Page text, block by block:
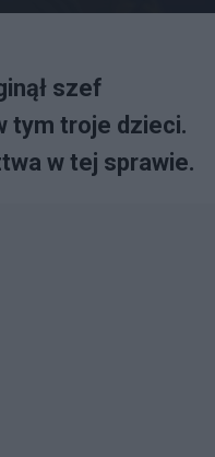
szef
tym troje dzieci.
w tej sprawie.